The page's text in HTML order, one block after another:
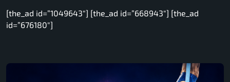
[the_ad id=”1049643″] [the_ad id=”668943″] [the_ad
id=”676180″]